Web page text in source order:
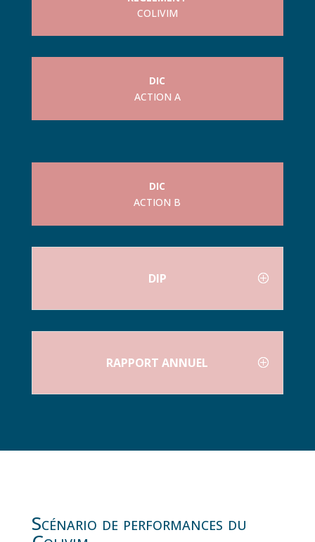
COLIVIM
DIC
ACTION A
DIC
ACTION B
DIP
RAPPORT ANNUEL
Scénario de performances du